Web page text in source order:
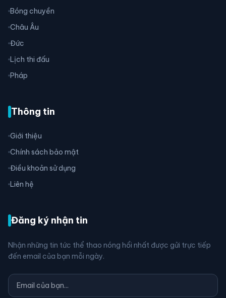
Bóng chuyền
Châu Âu
Đức
Lịch thi đấu
Pháp
Thông tin
Giới thiệu
Chính sách bảo mật
Điều khoản sử dụng
Liên hệ
Đăng ký nhận tin
Nhận những tin tức thể thao nóng hổi nhất được gửi trực tiếp
đến email của bạn mỗi ngày.